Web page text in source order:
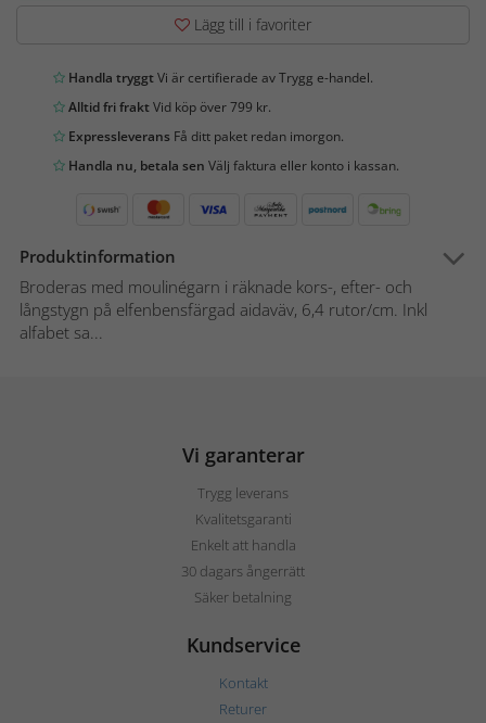
Lägg till i favoriter
Handla tryggtVi är certifierade av Trygg e-handel.
Alltid fri fraktVid köp över 799 kr.
Expressleverans Få ditt paket redan imorgon.
Handla nu, betala sen Välj faktura eller konto i kassan.
Produktinformation
Broderas med moulinégarn i räknade kors-, efter- och
långstygn på elfenbensfärgad aidaväv, 6,4 rutor/cm. Inkl
alfabet sa...
Vi garanterar
Trygg leverans
Kvalitetsgaranti
Enkelt att handla
30 dagars ångerrätt
Säker betalning
Kundservice
Kontakt
Returer